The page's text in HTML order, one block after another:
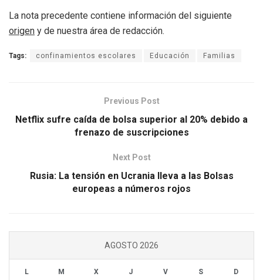
La nota precedente contiene información del siguiente
origen y de nuestra área de redacción.
Tags: confinamientos escolares Educación Familias
Previous Post
Netflix sufre caída de bolsa superior al 20% debido a
frenazo de suscripciones
Next Post
Rusia: La tensión en Ucrania lleva a las Bolsas
europeas a números rojos
AGOSTO 2026
L M X J V S D